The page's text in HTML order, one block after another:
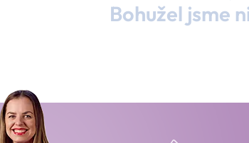
Bohužel jsme